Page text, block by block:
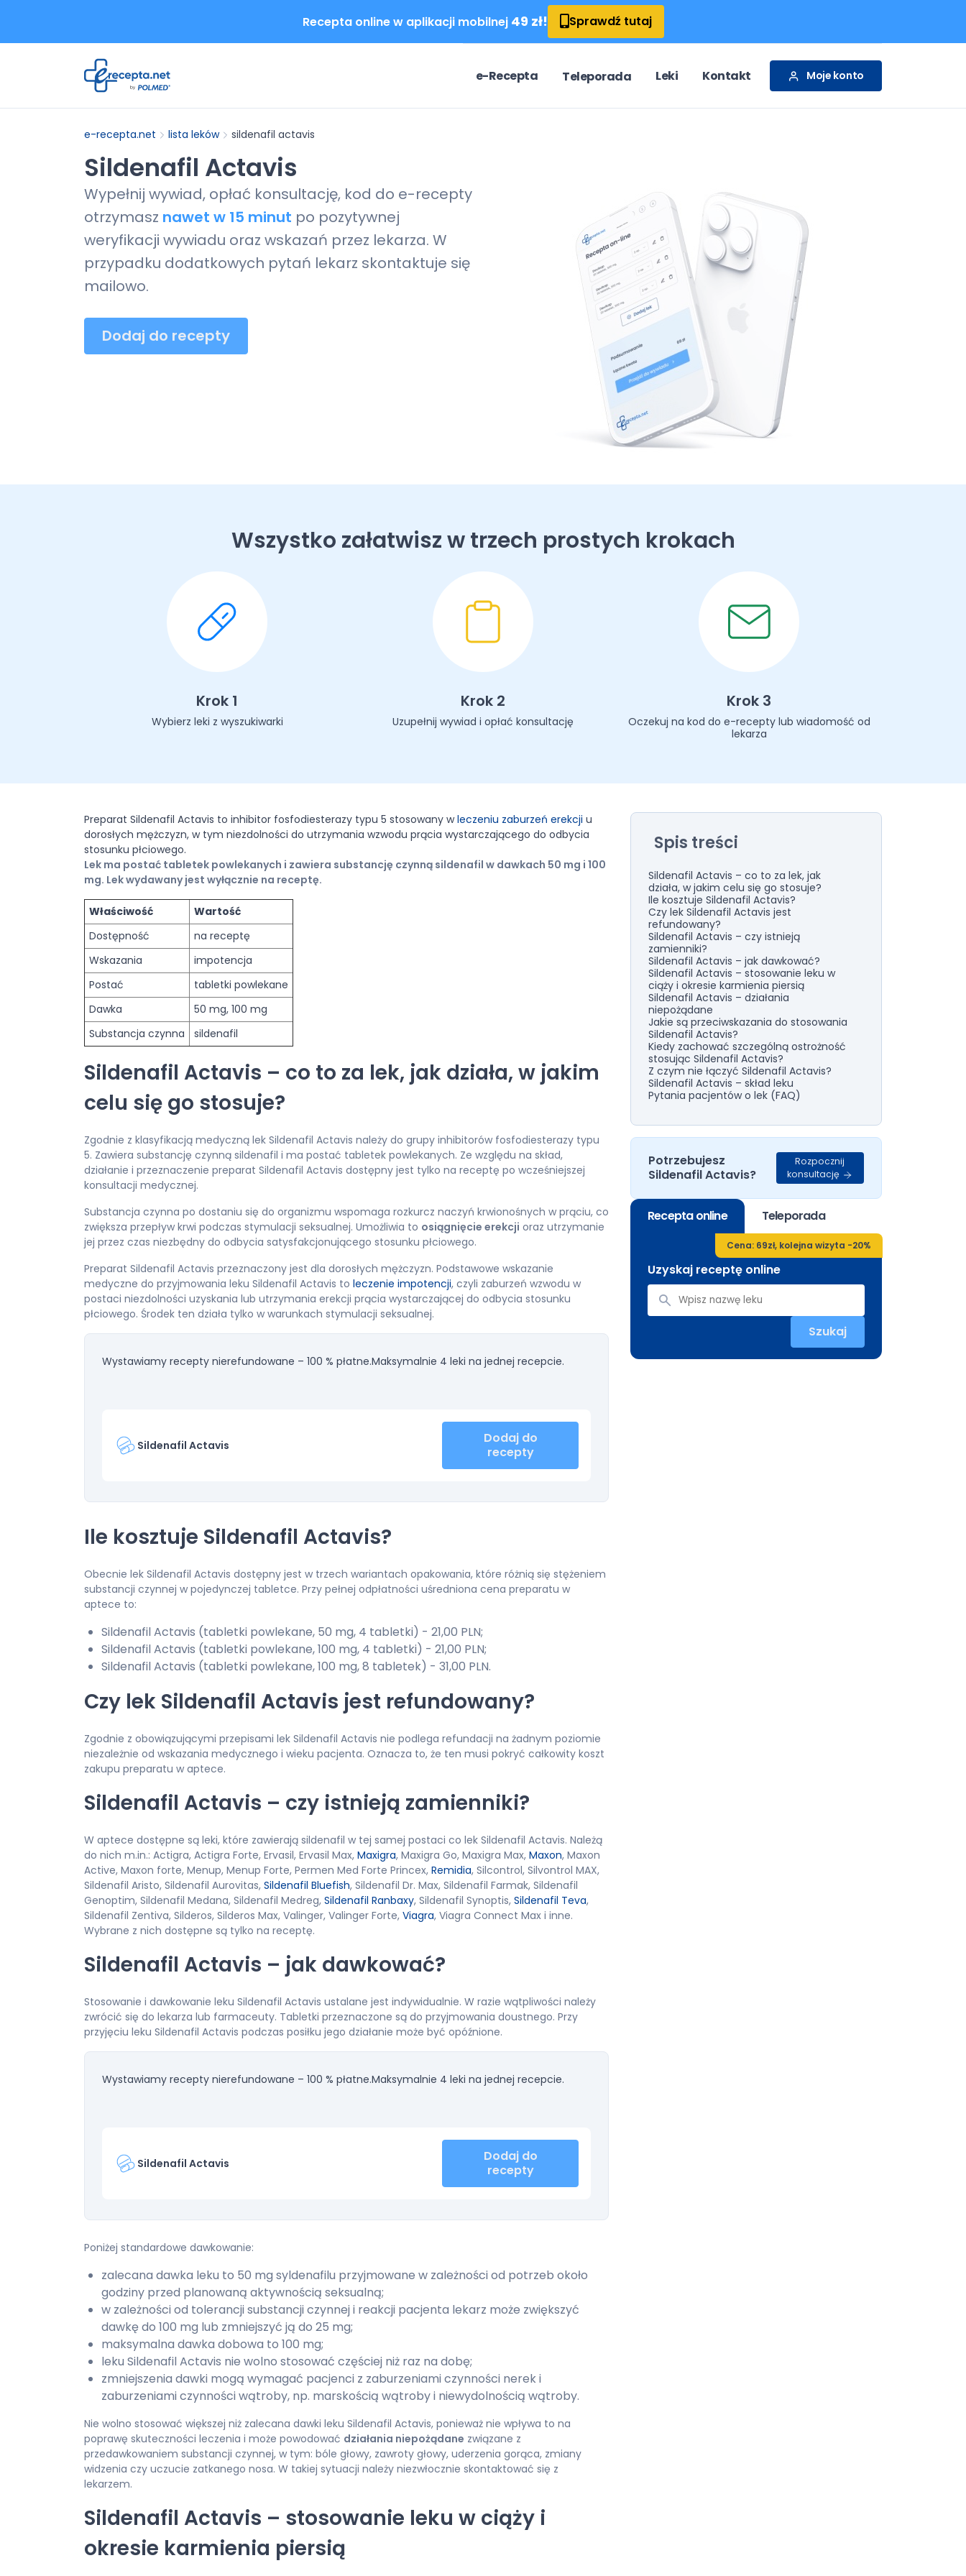
Recepta online w aplikacji mobilnej 49 zł! Sprawdź tutaj
e-Recepta Teleporada Leki Kontakt Moje konto
e-recepta.net lista leków sildenafil actavis
Sildenafil Actavis
Wypełnij wywiad, opłać konsultację, kod do e-recepty
otrzymasz nawet w 15 minut po pozytywnej
weryfikacji wywiadu oraz wskazań przez lekarza. W
przypadku dodatkowych pytań lekarz skontaktuje się
mailowo.
Dodaj do recepty
Wszystko załatwisz w trzech prostych krokach
Krok 1
Wybierz leki z wyszukiwarki
Krok 2
Uzupełnij wywiad i opłać konsultację
Krok 3
Oczekuj na kod do e-recepty lub wiadomość od
lekarza
Preparat Sildenafil Actavis to inhibitor fosfodiesterazy typu 5 stosowany wleczeniu zaburzeń erekcji u
dorosłych mężczyzn, w tym niezdolności do utrzymania wzwodu prącia wystarczającego do odbycia
stosunku płciowego.
Lek ma postać tabletek powlekanych i zawiera substancję czynną sildenafil w dawkach 50 mg i 100
mg. Lek wydawany jest wyłącznie na receptę.
Właściwość
Wartość
Dostępność
na receptę
Wskazania
impotencja
Postać
tabletki powlekane
Dawka
50 mg, 100 mg
Substancja czynna
sildenafil
Sildenafil Actavis – co to za lek, jak działa, w jakim
celu się go stosuje?
Zgodnie z klasyfikacją medyczną lek Sildenafil Actavis należy do grupy inhibitorów fosfodiesterazy typu
5. Zawiera substancję czynną sildenafil i ma postać tabletek powlekanych. Ze względu na skład,
działanie i przeznaczenie preparat Sildenafil Actavis dostępny jest tylko na receptę po wcześniejszej
konsultacji medycznej.
Substancja czynna po dostaniu się do organizmu wspomaga rozkurcz naczyń krwionośnych w prąciu, co
zwiększa przepływ krwi podczas stymulacji seksualnej. Umożliwia to osiągnięcie erekcji oraz utrzymanie
jej przez czas niezbędny do odbycia satysfakcjonującego stosunku płciowego.
Preparat Sildenafil Actavis przeznaczony jest dla dorosłych mężczyzn. Podstawowe wskazanie
medyczne do przyjmowania leku Sildenafil Actavis to leczenie impotencji, czyli zaburzeń wzwodu w
postaci niezdolności uzyskania lub utrzymania erekcji prącia wystarczającej do odbycia stosunku
płciowego. Środek ten działa tylko w warunkach stymulacji seksualnej.
Wystawiamy recepty nierefundowane – 100 % płatne.Maksymalnie 4 leki na jednej recepcie.
Sildenafil Actavis
Dodaj do
recepty
Ile kosztuje Sildenafil Actavis?
Obecnie lek Sildenafil Actavis dostępny jest w trzech wariantach opakowania, które różnią się stężeniem
substancji czynnej w pojedynczej tabletce. Przy pełnej odpłatności uśredniona cena preparatu w
aptece to:
Sildenafil Actavis (tabletki powlekane, 50 mg, 4 tabletki) - 21,00 PLN;
Sildenafil Actavis (tabletki powlekane, 100 mg, 4 tabletki) - 21,00 PLN;
Sildenafil Actavis (tabletki powlekane, 100 mg, 8 tabletek) - 31,00 PLN.
Czy lek Sildenafil Actavis jest refundowany?
Zgodnie z obowiązującymi przepisami lek Sildenafil Actavis nie podlega refundacji na żadnym poziomie
niezależnie od wskazania medycznego i wieku pacjenta. Oznacza to, że ten musi pokryć całkowity koszt
zakupu preparatu w aptece.
Sildenafil Actavis – czy istnieją zamienniki?
W aptece dostępne są leki, które zawierają sildenafil w tej samej postaci co lek Sildenafil Actavis. Należą
do nich m.in.: Actigra, Actigra Forte, Ervasil, Ervasil Max, Maxigra, Maxigra Go, Maxigra Max, Maxon, Maxon
Active, Maxon forte, Menup, Menup Forte, Permen Med Forte Princex, Remidia, Silcontrol, Silvontrol MAX,
Sildenafil Aristo, Sildenafil Aurovitas, Sildenafil Bluefish, Sildenafil Dr. Max, Sildenafil Farmak, Sildenafil
Genoptim, Sildenafil Medana, Sildenafil Medreg, Sildenafil Ranbaxy, Sildenafil Synoptis, Sildenafil Teva,
Sildenafil Zentiva, Silderos, Silderos Max, Valinger, Valinger Forte, Viagra, Viagra Connect Max i inne.
Wybrane z nich dostępne są tylko na receptę.
Sildenafil Actavis – jak dawkować?
Stosowanie i dawkowanie leku Sildenafil Actavis ustalane jest indywidualnie. W razie wątpliwości należy
zwrócić się do lekarza lub farmaceuty. Tabletki przeznaczone są do przyjmowania doustnego. Przy
przyjęciu leku Sildenafil Actavis podczas posiłku jego działanie może być opóźnione.
Wystawiamy recepty nierefundowane – 100 % płatne.Maksymalnie 4 leki na jednej recepcie.
Sildenafil Actavis
Dodaj do
recepty
Poniżej standardowe dawkowanie:
zalecana dawka leku to 50 mg syldenafilu przyjmowane w zależności od potrzeb około
godziny przed planowaną aktywnością seksualną;
w zależności od tolerancji substancji czynnej i reakcji pacjenta lekarz może zwiększyć
dawkę do 100 mg lub zmniejszyć ją do 25 mg;
maksymalna dawka dobowa to 100 mg;
leku Sildenafil Actavis nie wolno stosować częściej niż raz na dobę;
zmniejszenia dawki mogą wymagać pacjenci z zaburzeniami czynności nerek i
zaburzeniami czynności wątroby, np. marskością wątroby i niewydolnością wątroby.
Nie wolno stosować większej niż zalecana dawki leku Sildenafil Actavis, ponieważ nie wpływa to na
poprawę skuteczności leczenia i może powodować działania niepożądane związane z
przedawkowaniem substancji czynnej, w tym: bóle głowy, zawroty głowy, uderzenia gorąca, zmiany
widzenia czy uczucie zatkanego nosa. W takiej sytuacji należy niezwłocznie skontaktować się z
lekarzem.
Sildenafil Actavis – stosowanie leku w ciąży i
okresie karmienia piersią
Spis treści
Sildenafil Actavis – co to za lek, jak
działa, w jakim celu się go stosuje?
Ile kosztuje Sildenafil Actavis?
Czy lek Sildenafil Actavis jest
refundowany?
Sildenafil Actavis – czy istnieją
zamienniki?
Sildenafil Actavis – jak dawkować?
Sildenafil Actavis – stosowanie leku w
ciąży i okresie karmienia piersią
Sildenafil Actavis – działania
niepożądane
Jakie są przeciwskazania do stosowania
Sildenafil Actavis?
Kiedy zachować szczególną ostrożność
stosując Sildenafil Actavis?
Z czym nie łączyć Sildenafil Actavis?
Sildenafil Actavis – skład leku
Pytania pacjentów o lek (FAQ)
Potrzebujesz
Sildenafil Actavis?
Rozpocznij
konsultację
Recepta online Teleporada
Cena: 69zł, kolejna wizyta -20%
Uzyskaj receptę online
Szukaj